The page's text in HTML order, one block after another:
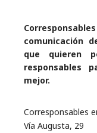
comunicación
que quieren
responsables
mejor.
Corresponsables
Vía Augusta, 29